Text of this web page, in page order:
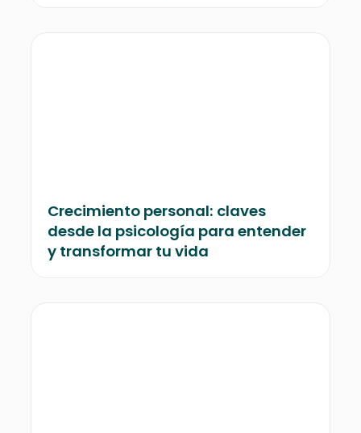
Crecimiento personal: claves
desde la psicología para entender
y transformar tu vida